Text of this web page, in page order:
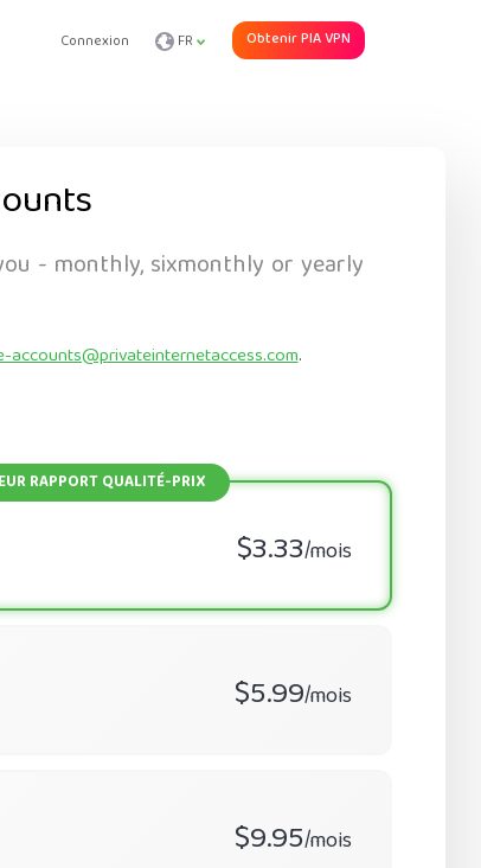
Connexion FR Obtenir PIA VPN
- monthly, sixmonthly or yearly
accounts@privateinternetaccess.com.
$3.33/mois
$5.99/mois
$9.95/mois